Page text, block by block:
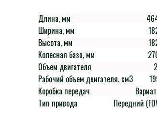
Длина, мм
Ширина, мм
Высота, мм
Колесная база, мм
Объем двигателя
Рабочий объем двигателя, см3
Коробка передач
Тип привода
Передний